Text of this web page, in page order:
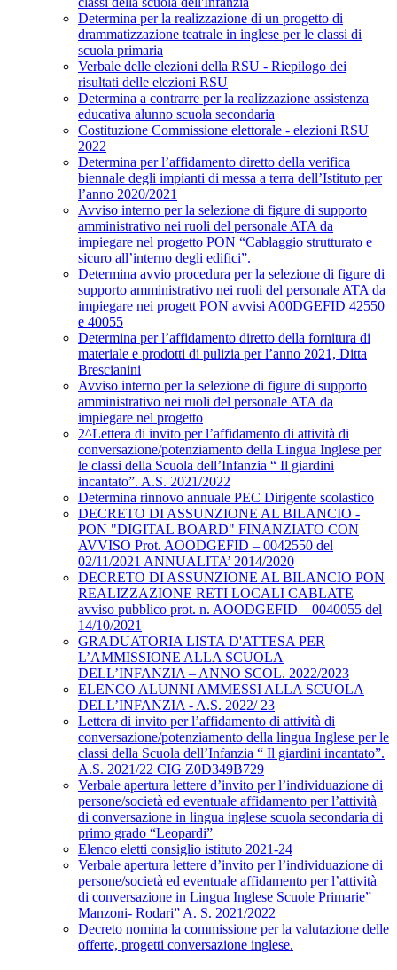
Determina per la realizzazione di un progetto di
drammatizzazione teatrale in inglese per le classi di
scuola primaria
Verbale delle elezioni della RSU - Riepilogo dei
risultati delle elezioni RSU
Determina a contrarre per la realizzazione assistenza
educativa alunno scuola secondaria
Costituzione Commissione elettorale - elezioni RSU
2022
Determina per l’affidamento diretto della verifica
biennale degli impianti di messa a terra dell’Istituto per
l’anno 2020/2021
Avviso interno per la selezione di figure di supporto
amministrativo nei ruoli del personale ATA da
impiegare nel progetto PON “Cablaggio strutturato e
sicuro all’interno degli edifici”.
Determina avvio procedura per la selezione di figure di
supporto amministrativo nei ruoli del personale ATA da
impiegare nei progett PON avvisi A00DGEFID 42550
e 40055
Determina per l’affidamento diretto della fornitura di
materiale e prodotti di pulizia per l’anno 2021, Ditta
Brescianini
Avviso interno per la selezione di figure di supporto
amministrativo nei ruoli del personale ATA da
impiegare nel progetto
2^Lettera di invito per l’affidamento di attività di
conversazione/potenziamento della Lingua Inglese per
le classi della Scuola dell’Infanzia “ Il giardini
incantato”. A.S. 2021/2022
Determina rinnovo annuale PEC Dirigente scolastico
DECRETO DI ASSUNZIONE AL BILANCIO -
PON "DIGITAL BOARD" FINANZIATO CON
AVVISO Prot. AOODGEFID – 0042550 del
02/11/2021 ANNUALITA’ 2014/2020
DECRETO DI ASSUNZIONE AL BILANCIO PON
REALIZZAZIONE RETI LOCALI CABLATE
avviso pubblico prot. n. AOODGEFID – 0040055 del
14/10/2021
GRADUATORIA LISTA D'ATTESA PER
L’AMMISSIONE ALLA SCUOLA
DELL’INFANZIA – ANNO SCOL. 2022/2023
ELENCO ALUNNI AMMESSI ALLA SCUOLA
DELL’INFANZIA - A.S. 2022/ 23
Lettera di invito per l’affidamento di attività di
conversazione/potenziamento della lingua Inglese per le
classi della Scuola dell’Infanzia “ Il giardini incantato”.
A.S. 2021/22 CIG Z0D349B729
Verbale apertura lettere d’invito per l’individuazione di
persone/società ed eventuale affidamento per l’attività
di conversazione in lingua inglese scuola secondaria di
primo grado “Leopardi”
Elenco eletti consiglio istituto 2021-24
Verbale apertura lettere d’invito per l’individuazione di
persone/società ed eventuale affidamento per l’attività
di conversazione in Lingua Inglese Scuole Primarie”
Manzoni- Rodari” A. S. 2021/2022
Decreto nomina la commissione per la valutazione delle
offerte, progetti conversazione inglese.